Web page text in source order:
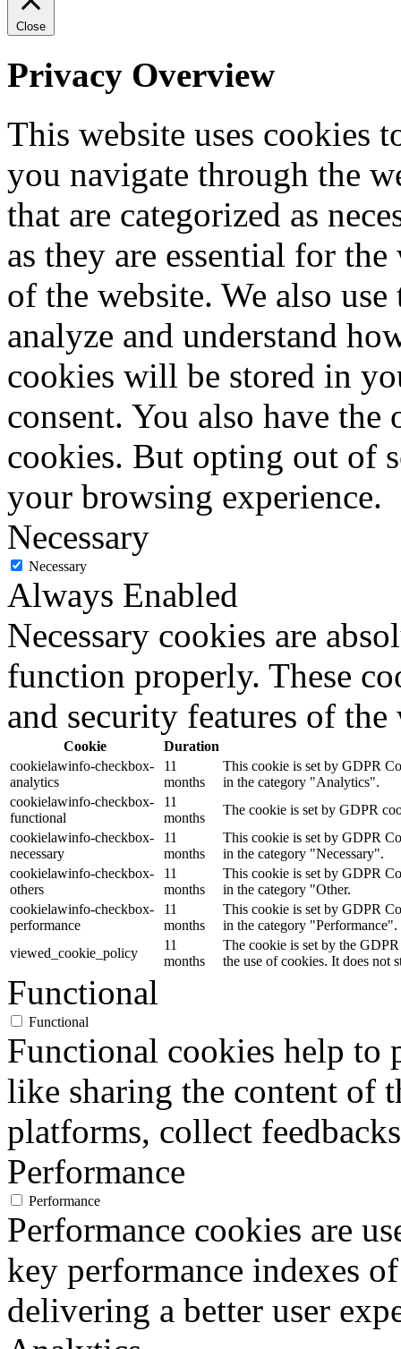
Close
Privacy Overview
This website uses cookies
you navigate through the
that are categorized as
as they are essential for
of the website. We also
analyze and understand
cookies will be stored in
consent. You also have
cookies. But opting out of
your browsing experience.
Necessary
Necessary
Always Enabled
Necessary cookies are
function properly. These
and security features of
Cookie
Duration
cookielawinfo-checkbox-
analytics
11
months
This cookie is set by GDPR
in the category "Analytics".
cookielawinfo-checkbox-
functional
11
months
The cookie is set by GDPR
cookielawinfo-checkbox-
necessary
11
months
This cookie is set by GDPR
in the category "Necessary".
cookielawinfo-checkbox-
others
11
months
This cookie is set by GDPR
in the category "Other.
cookielawinfo-checkbox-
performance
11
months
This cookie is set by GDPR
in the category "Performance".
viewed_cookie_policy
11
months
The cookie is set by the
the use of cookies. It does not
Functional
Functional
Functional cookies help to
like sharing the content of
platforms, collect
Performance
Performance
Performance cookies are
key performance indexes
delivering a better user